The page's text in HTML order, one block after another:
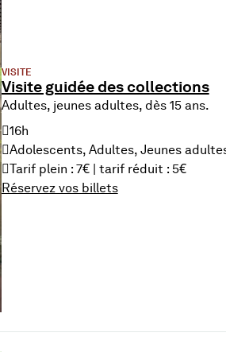
VISITE
Visite guidée des collections
Adultes, jeunes adultes, dès 15 ans.
16h
Adolescents, Adultes, Jeunes
Tarif plein : 7€ | tarif réduit : 5€
Réservez vos billets